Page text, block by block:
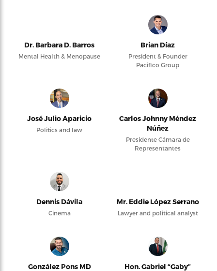
Dr. Barbara D. Barros
Mental Health & Menopause
Brian Díaz
President & Founder
Pacifico Group
José Julio Aparicio
Politics and law
Carlos Johnny Méndez
Núñez
Presidente Cámara de
Representantes
Dennis Dávila
Cinema
Mr. Eddie López Serrano
Lawyer and political analyst
González Pons MD
Hon. Gabriel “Gaby”